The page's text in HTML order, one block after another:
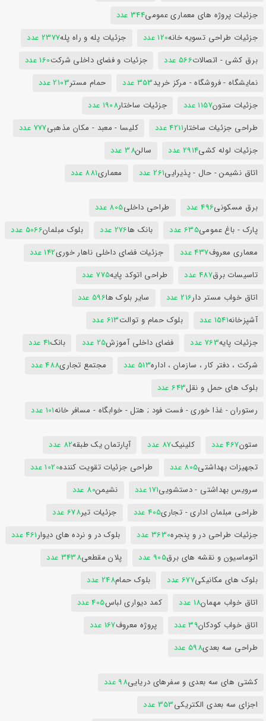
جزئیات پروژه های معماری عمومی344 عدد
جزئیات طراحی تسویه خانه120 عدد جزئیات پله و راه پله2377 عدد
برق کشی - اتصالات566 عدد جزئیات و فضای داخلی شرکت160 عدد
نمایشگاه - فروشگاه - مرکز خرید353 عدد حمام مستر2103 عدد
جزئیات ستون1157 عدد جزئیات ساختار1908 عدد
طراحی جزئیات ساختار4211 عدد کلیسا - معبد - مکان مذهبی777 عدد
جزئیات لوله کشی2914 عدد سالن38 عدد
اتاق نشیمن - حال - پذیرایی261 عدد معماری881 عدد
برق مسکونی496 عدد طراحی داخلی805 عدد
پارک - باغ عمومی635 عدد بانک ها276 عدد بلوک مبلمان5066 عدد
معماری معروف437 عدد جزئیات فضای داخلی ناهار خوری142 عدد
تاسیسات برق487 عدد طراحی اتوکد پایه775 عدد
اتاق خواب مستر دار216 عدد سایر بلوک ها596 عدد
آشپزخانه1541 عدد بلوک حمام و توالت613 عدد
جزئیات پایه763 عدد فضای داخلی آموزش25 عدد بانک41 عدد
شرکت ، دفتر کار ، سازمان ، اداره513 عدد مجتمع تجاری488 عدد
بلوک های حمل و نقل643 عدد
رستوران - غذا خوری - فست فود ; هتل - خوابگاه - مسافر خانه101 عدد
ستون467 عدد کلینیک87 عدد آپارتمان یک طبقه82 عدد
تجهیزات بهداشتی805 عدد طراحی جزئیات تقویت کننده1020 عدد
سرویس بهداشتی - دستشویی171 عدد نشیمن80 عدد
طراحی مبلمان اداری - تجاری405 عدد جزئیات تیر678 عدد
جزئیات طراحی در و پنجره3630 عدد بلوک در و نرده های دیوار461 عدد
اتوماسیون و نقشه های برق905 عدد پلان مقطعی3438 عدد
بلوک های مکانیکی677 عدد بلوک حمام248 عدد
اتاق خواب مهمان18 عدد کمد دیواری لباس405 عدد
اتاق خواب کودکان39 عدد پروژه معروف167 عدد
طراحی سه بعدی598 عدد
کشتی های سه بعدی و سفرهای دریایی98 عدد
اجزای سه بعدی الکتریکی353 عدد